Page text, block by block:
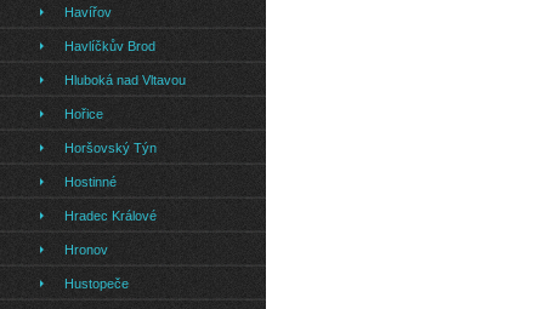
Havířov
Havlíčkův Brod
Hluboká nad Vltavou
Hořice
Horšovský Týn
Hostinné
Hradec Králové
Hronov
Hustopeče